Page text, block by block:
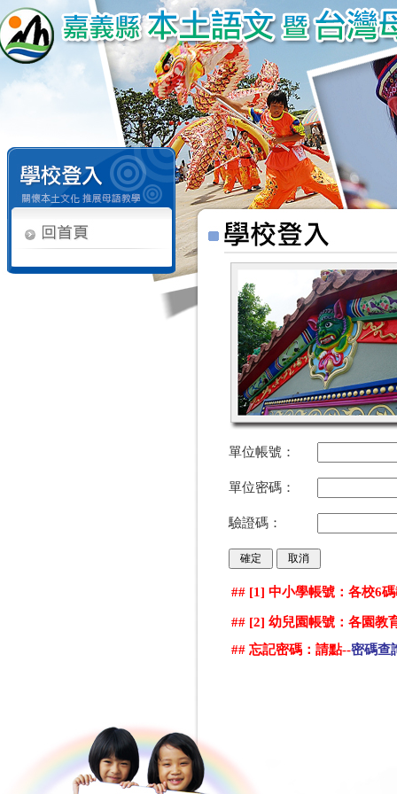
單位帳號：
單位密碼：
驗證碼：
## [1] 中小學帳號：各校6
## [2] 幼兒園帳號：各園教
## 忘記密碼：請點--密碼查